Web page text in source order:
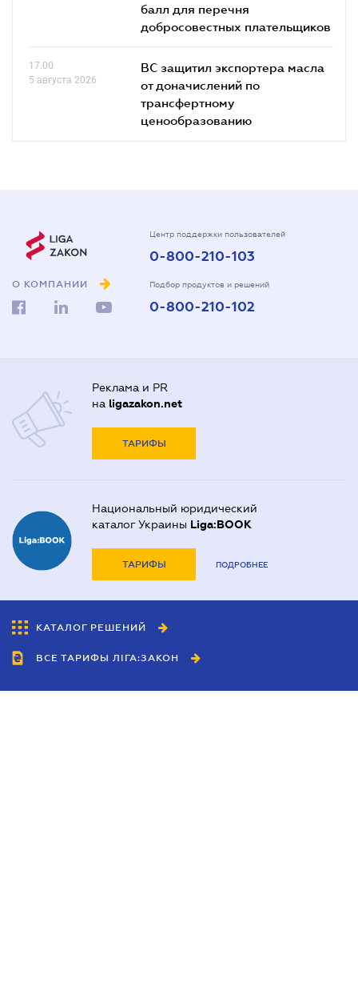
балл для перечня
добросовестных плательщиков
17.00
5 августа 2026
ВС защитил экспортера масла
от доначислений по
трансфертному
ценообразованию
О КОМПАНИИ
Центр поддержки пользователей
0-800-210-103
Подбор продуктов и решений
0-800-210-102
Реклама и PR
на ligazakon.net
ТАРИФЫ
Национальный юридический
каталог Украины Liga:BOOK
ТАРИФЫ ПОДРОБНЕЕ
КАТАЛОГ РЕШЕНИЙ
ВСЕ ТАРИФЫ ЛІГА:ЗАКОН